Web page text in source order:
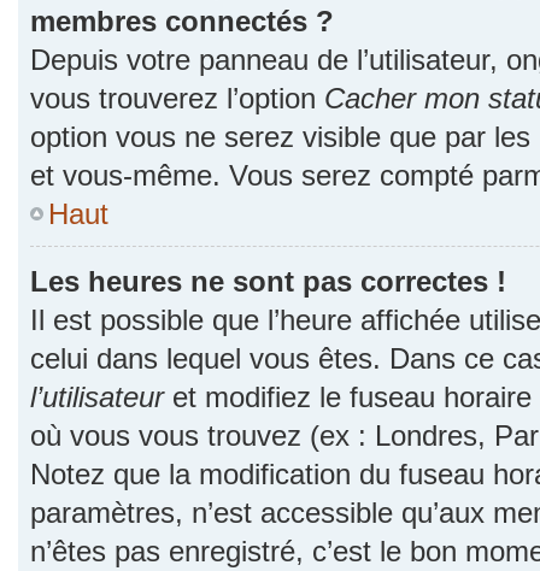
membres connectés ?
Depuis votre panneau de l’utilisateur,
vous trouverez l’option Cacher mon
option vous ne serez visible que par
et vous-même. Vous serez compté
Haut
Les heures ne sont pas correctes !
Il est possible que l’heure affichée
celui dans lequel vous êtes. Dans ce
l’utilisateuret modifiez le fuseau horaire
où vous vous trouvez (ex : Londres,
Notez que la modification du fuseau
paramètres, n’est accessible qu’aux
n’êtes pas enregistré, c’est le bon